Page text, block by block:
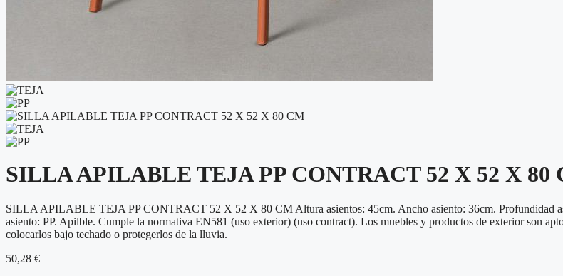
SILLA APILABLE TEJA PP CONTRACT 52 X 52 X 80
SILLA APILABLE TEJA PP CONTRACT 52 X 52 X 80 CM Altura asientos: 45cm. Ancho asiento: 36cm. Profundidad
asiento: PP. Apilble. Cumple la normativa EN581 (uso exterior) (uso contract). Los muebles y productos de exterior son
colocarlos bajo techado o protegerlos de la lluvia.
50,28 €